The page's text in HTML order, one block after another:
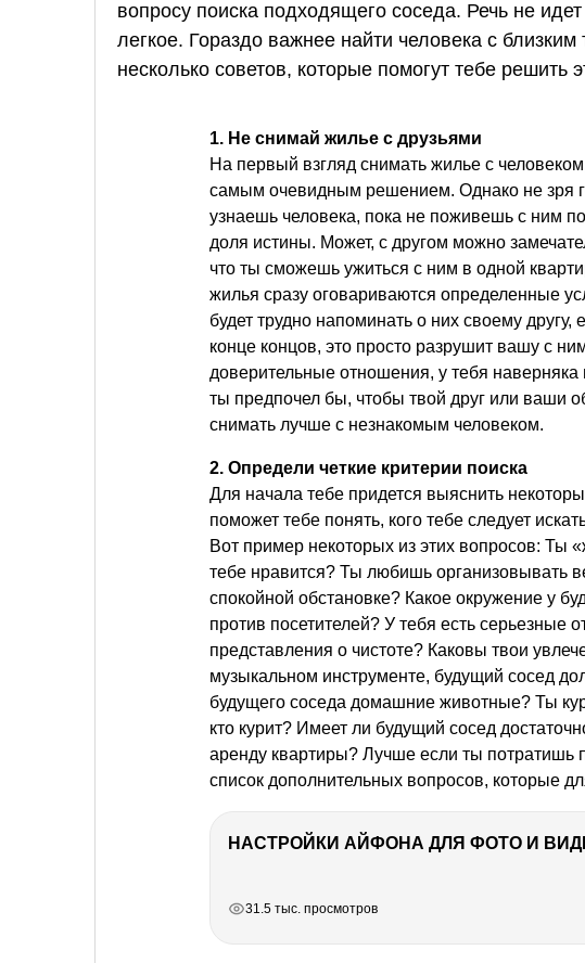
вопросу поиска подходящего соседа. Речь не
легкое. Гораздо важнее найти человека с
несколько советов, которые помогут тебе решить
1. Не снимай жилье с друзьями
На первый взгляд снимать жилье с
самым очевидным решением. Однако не зря
узнаешь человека, пока не поживешь с ним
доля истины. Может, с другом можно
что ты сможешь ужиться с ним в одной
жилья сразу оговариваются определенные
будет трудно напоминать о них своему другу,
конце концов, это просто разрушит вашу с
доверительные отношения, у тебя
ты предпочел бы, чтобы твой друг или ваши
снимать лучше с незнакомым человеком.
2. Определи четкие критерии поиска
Для начала тебе придется выяснить
поможет тебе понять, кого тебе следует
Вот пример некоторых из этих вопросов: Ты
тебе нравится? Ты любишь организовывать
спокойной обстановке? Какое окружение у
против посетителей? У тебя есть
представления о чистоте? Каковы твои
музыкальном инструменте, будущий сосед
будущего соседа домашние животные? Ты
кто курит? Имеет ли будущий сосед
аренду квартиры? Лучше если ты потратишь
список дополнительных вопросов, которые
НАСТРОЙКИ АЙФОНА ДЛЯ ФОТО И
31.5 тыс. просмотров